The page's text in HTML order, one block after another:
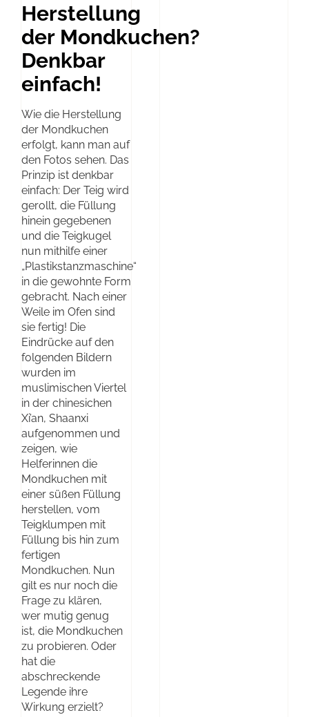
Herstellung
der Mondkuchen?
Denkbar
einfach!
Wie die Herstellung
der Mondkuchen
erfolgt, kann man auf
den Fotos sehen. Das
Prinzip ist denkbar
einfach: Der Teig wird
gerollt, die Füllung
hinein gegebenen
und die Teigkugel
nun mithilfe einer
„Plastikstanzmaschine“
in die gewohnte Form
gebracht. Nach einer
Weile im Ofen sind
sie fertig! Die
Eindrücke auf den
folgenden Bildern
wurden im
muslimischen Viertel
in der chinesichen
Xi’an, Shaanxi
aufgenommen und
zeigen, wie
Helferinnen die
Mondkuchen mit
einer süßen Füllung
herstellen, vom
Teigklumpen mit
Füllung bis hin zum
fertigen
Mondkuchen. Nun
gilt es nur noch die
Frage zu klären,
wer mutig genug
ist, die Mondkuchen
zu probieren. Oder
hat die
abschreckende
Legende ihre
Wirkung erzielt?